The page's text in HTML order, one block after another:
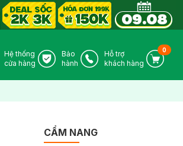
Store Icon
Hệ thống
cửa hàng
Warranty Icon
Bảo
hành
Phone Icon
Hỗ trợ
khách hàng
Cart
0
CẨM NANG